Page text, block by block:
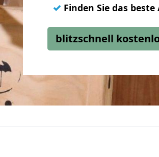
✓ Finden Sie das
blitzschnell